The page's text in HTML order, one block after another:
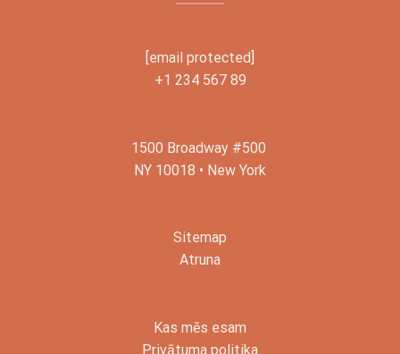
[email protected]
+1 234 567 89
1500 Broadway #500
NY 10018 • New York
Sitemap
Atruna
Kas mēs esam
Privātuma politika